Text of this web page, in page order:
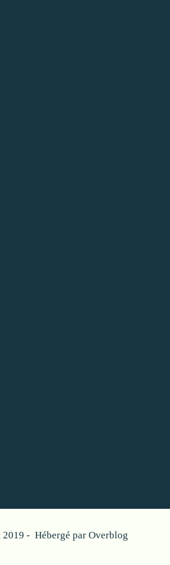
2019 - Hébergé par Overblog